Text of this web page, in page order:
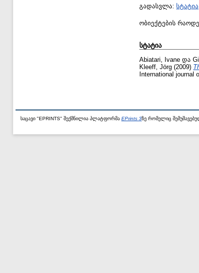
გადასვლა: სტატია
ობიექტების
სტატია
Abiatari, Ivane და
Kleeff, Jörg (2009)
International journal
საცავი "EPRINTS" შექმნილია პლატფორმა EPrints 3ზე რომელიც